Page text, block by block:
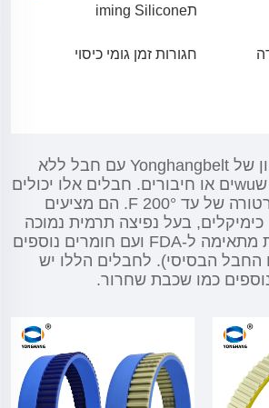
תiming Silicone
חגורות זמן גומי כיסוי
חבל תiming סיליקון של Yonghangbelt עם חבל ללא
קצוות מודל. אין בו שwuים או חיבורים. חבלים אלו יכולים
להתמודד עם טמפרטורה של עד 200° F. הם מציעים
בעל נפיצה תרמית נמוכה
והוא גם זמין ברכבת מתאימה ל-FDA ועם חומרים נוספים
החבל הבסיסי). לחבלים הללו יש
נוספים כמו שכבת שחרור.